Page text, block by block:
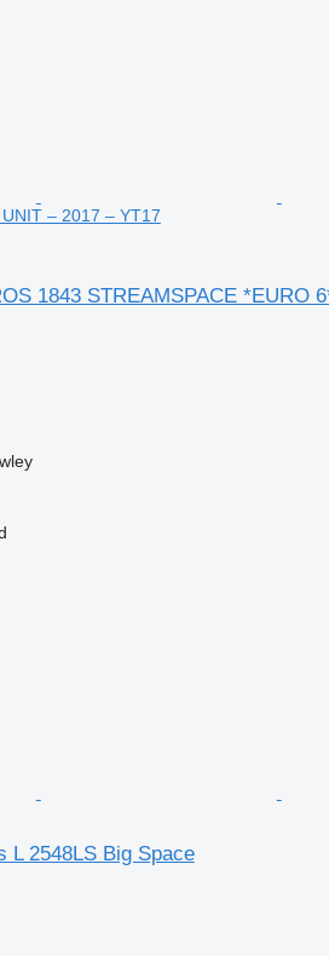
– 2017 – YT17
1843 STREAMSPACE *EURO
L 2548LS Big Space